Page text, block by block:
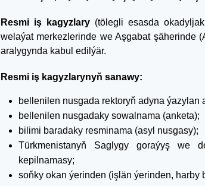
Resmi iş kagyzlary(tölegli esasda okadyljak
welaýat merkezlerinde we Aşgabat
aralygynda kabul edilýär.
Resmi iş kagyzlarynyň sanawy:
bellenilen nusgada rektoryň adyna ýazylan
bellenilen nusgadaky sowalnama (anketa);
bilimi baradaky resminama (asyl nusgasy);
Türkmenistanyň Saglygy goraýyş we
kepilnamasy;
soňky okan ýerinden (işlän ýerinden, harby